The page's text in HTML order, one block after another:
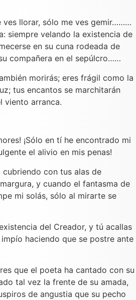
llorar, sólo me ves gemir………
siempre velando la existencia de
en su cuna rodeada de
compañera en el sepúlcro……
morirás; eres frágil como la
tus encantos se marchitarán
viento arranca.
¡Sólo en tí he encontrado mi
el alivio en mis penas!
cubriendo con tus alas de
y cuando el fantasma de
mi solás, sólo al mirarte se
del Creador, y tú acallas
haciendo que se postre ante
que el poeta ha cantado con su
tal vez la frente de su amada,
de angustia que su pecho